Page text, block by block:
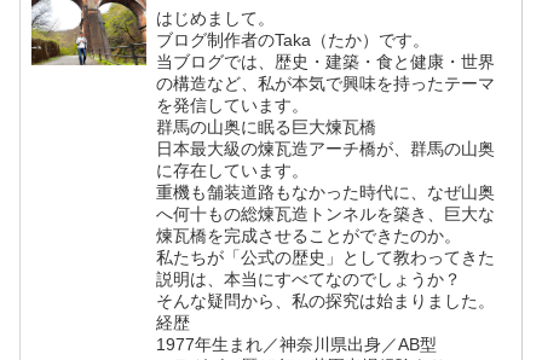
はじめまして。
ブログ制作者のTaka（たか）です。
当ブログでは、歴史・建築・食と健康・世界
の構造など、私が本気で興味を持ったテーマ
を発信しています。
群馬の山奥に眠る巨大煉瓦橋
日本最大級の煉瓦造アーチ橋が、群馬の山奥
に存在しています。
重機も舗装道路もなかった時代に、なぜ山奥
へ何十もの総煉瓦造トンネルを築き、巨大な
煉瓦橋を完成させることができたのか。
私たちが「公式の歴史」として教わってきた
説明は、本当にすべてなのでしょうか？
そんな疑問から、私の探究は始まりました。
経歴
1977年生まれ／神奈川県出身／AB型